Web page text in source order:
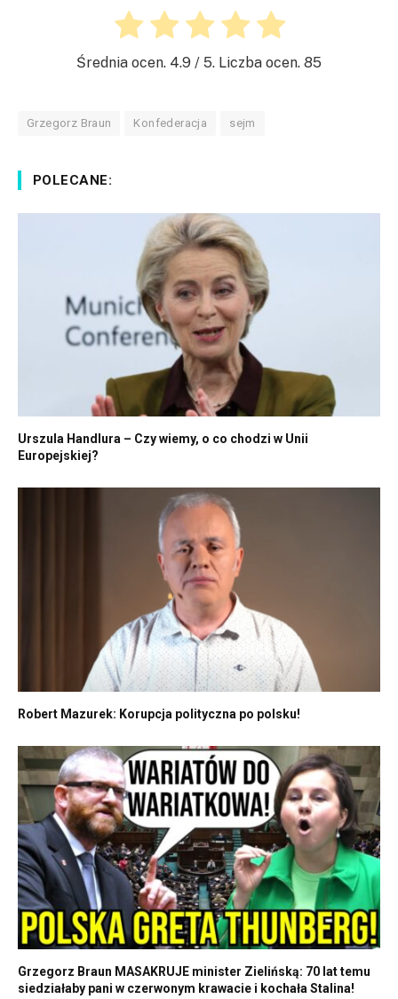
Średnia ocen. 4.9 / 5. Liczba ocen. 85
Grzegorz Braun Konfederacja sejm
POLECANE:
Urszula Handlura – Czy wiemy, o co chodzi w Unii
Europejskiej?
Robert Mazurek: Korupcja polityczna po polsku!
Grzegorz Braun MASAKRUJE minister Zielińską: 70 lat temu
siedziałaby pani w czerwonym krawacie i kochała Stalina!